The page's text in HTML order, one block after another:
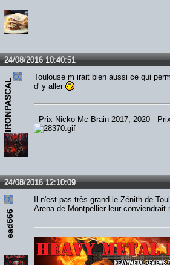
24/08/2016 10:40:51
IRONPASCAL
Toulouse m irait bien aussi ce qui
d' y aller
- Prix Nicko Mc Brain 2017, 2020 -
24/08/2016 12:10:09
ead666
Il n'est pas très grand le Zénith de
Arena de Montpellier leur conviendrait